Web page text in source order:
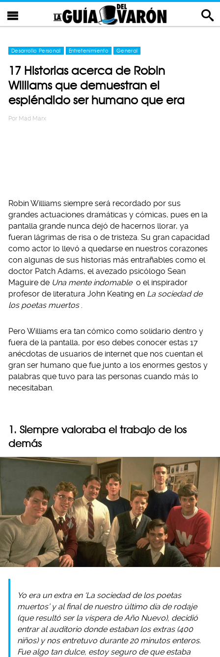
Desarrollo Personal Entretenimiento General
17 Historias acerca de Robin
Williams que demuestran el
espléndido ser humano que era
Por Mad Marx
Robin Williams siempre será recordado por sus
grandes actuaciones dramáticas y cómicas, pues en la
pantalla grande nunca dejó de hacernos llorar, ya
fueran lágrimas de risa o de tristeza. Su gran capacidad
como actor lo llevó a quedarse en nuestros corazones
con algunas de sus historias más entrañables como el
doctor Patch Adams, el avezado psicólogo Sean
Maguire de Una mente indomable o el inspirador
profesor de literatura John Keating en La sociedad de
los poetas muertos .
Pero Williams era tan cómico como solidario dentro y
fuera de la pantalla, por eso debes conocer estas 17
anécdotas de usuarios de internet que nos cuentan el
gran ser humano que fue junto a los enormes gestos y
palabras que tuvo para las personas cuando más lo
necesitaban.
1. Siempre valoraba el trabajo de los
demás
Yo era un extra en ‘La sociedad de los poetas
muertos’ y al final de nuestro último día de rodaje
(que resultó ser la víspera de Año Nuevo), decidió
entrar al auditorio donde estaban los extras (400
niños) y nos entretuvo durante 20 minutos enteros.
Fue algo tan dulce, estoy seguro de que estaba